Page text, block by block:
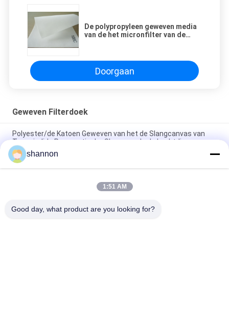
De polypropyleen geweven media
van de het micronfilter van de
Doorgaan
Geweven Filterdoek
Polyester/de Katoen Geweven van het de Slangcanvas van
Typeairslide Pneumatische Slang van de de Luchtdia
Ernst het Pneumatische vervoert Vloeibaar maken Vast
lichaam Geweven Airslide-Stof
Ernst het Pneumatische vervoert Vloeibaar maken Vast
shannon
1:51 AM
Good day, what product are you looking for?